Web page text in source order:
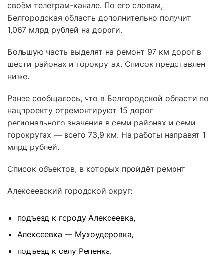
своём телеграм-канале. По его словам,
Белгородская область дополнительно получит
1,067 млрд рублей на дороги.
Большую часть выделят на ремонт 97 км дорог в
шести районах и горокругах. Список представлен
ниже.
Ранее сообщалось, что в Белгородской области по
нацпроекту отремонтируют 15 дорог
регионального значения в семи районах и семи
горокругах — всего 73,9 км. На работы направят 1
млрд рублей.
Список объектов, в которых пройдёт ремонт
Алексеевский городской округ:
подъезд к городу Алексеевка,
Алексеевка — Мухоудеровка,
подъезд к селу Репенка.